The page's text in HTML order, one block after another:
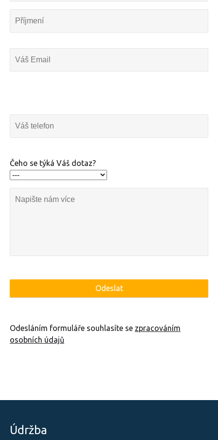
Čeho se týká Váš dotaz?
Odesláním formuláře souhlasíte se zpracováním
osobních údajů
Údržba